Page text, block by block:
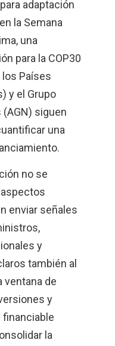
adaptación
la Semana
una
para la COP30
los Países
y el Grupo
siguen
una
no se
enviar señales
y
también al
ventana de
y
la